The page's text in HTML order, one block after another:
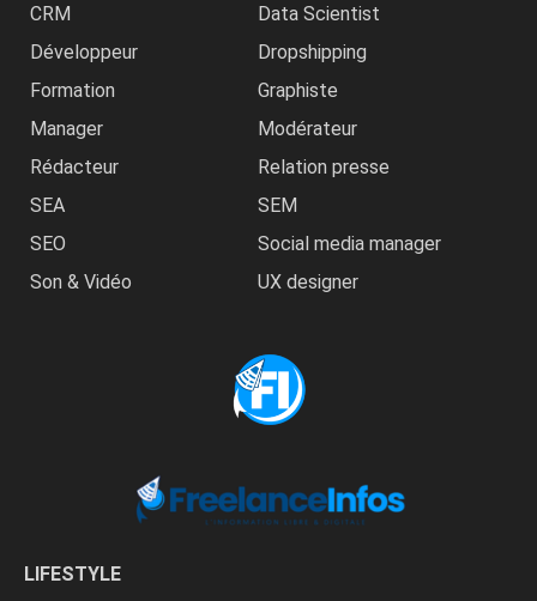
CRM
Data Scientist
Développeur
Dropshipping
Formation
Graphiste
Manager
Modérateur
Rédacteur
Relation presse
SEA
SEM
SEO
Social media manager
Son & Vidéo
UX designer
LIFESTYLE